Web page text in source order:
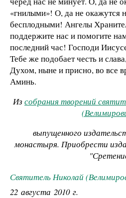
«гнилыми»! О, да не окажутся
бесплодными! Ангелы
поддержите нас и помогите
последний час! Господи
Тебе же подобает честь и
Духом, ныне и присно, во все
Аминь.
Изсобрания творений
выпущенного
монастыря. Приобрести
Святитель Николай
22 августа 2010 г.